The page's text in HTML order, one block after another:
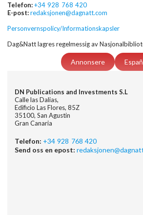
Telefon:+34 928 768 420
E-post:redaksjonen@dagnatt.com
Personvernspolicy/Informationskapsler
Dag&Natt lagres regelmessig av
Annonsere
DN Publications and Investments S.L
Calle las Dalias,
Edificio Las Flores, 85Z
35100, San Agustin
Gran Canaria
Telefon: +34 928 768 420
Send oss en epost: